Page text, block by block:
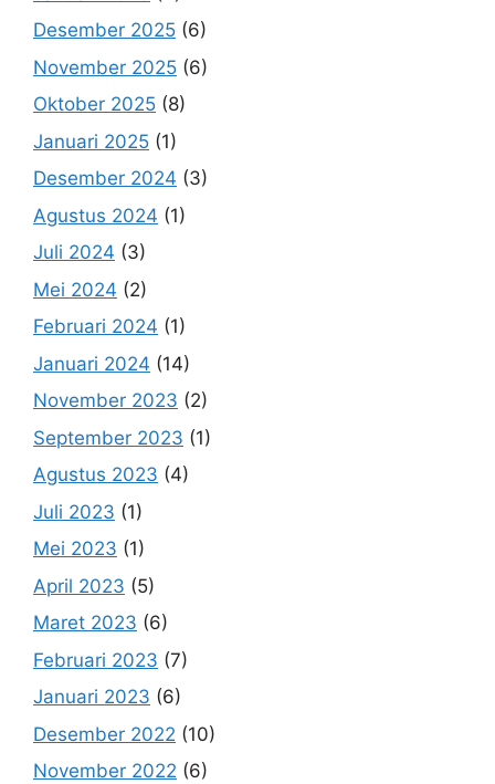
Desember 2025 (6)
November 2025 (6)
Oktober 2025 (8)
Januari 2025 (1)
Desember 2024 (3)
Agustus 2024 (1)
Juli 2024 (3)
Mei 2024 (2)
Februari 2024 (1)
Januari 2024 (14)
November 2023 (2)
September 2023 (1)
Agustus 2023 (4)
Juli 2023 (1)
Mei 2023 (1)
April 2023 (5)
Maret 2023 (6)
Februari 2023 (7)
Januari 2023 (6)
Desember 2022 (10)
November 2022 (6)